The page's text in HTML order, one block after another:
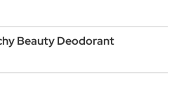
Beauty Deodorant